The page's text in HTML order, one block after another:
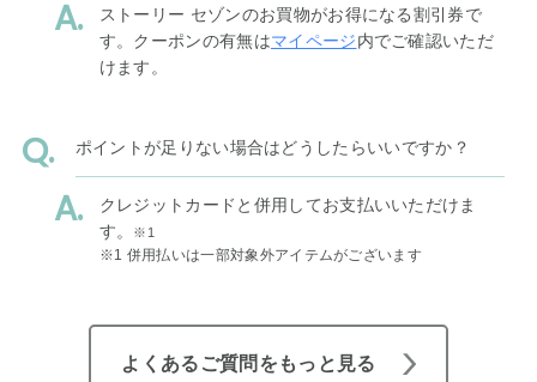
ストーリー セゾンのお買物がお得になる割引券で
す。クーポンの有無はマイページ内でご確認いただ
けます。
ポイントが足りない場合はどうしたらいいですか？
クレジットカードと併用してお支払いいただけま
す。
※1
※1 併用払いは一部対象外アイテムがございます
よくあるご質問をもっと見る